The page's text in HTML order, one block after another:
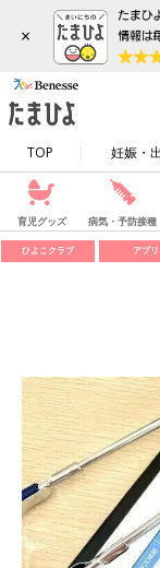
×
TOP 妊娠・
育児グッズ 病気・予防接種
ひよこクラブ アプリ